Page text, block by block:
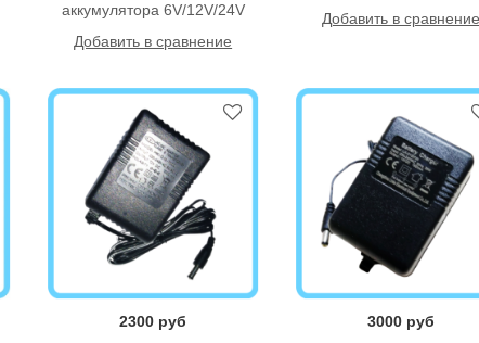
аккумулятора 6V/12V/24V
Добавить в сравнение
Добавить в сравнение
2300 руб 3000 руб